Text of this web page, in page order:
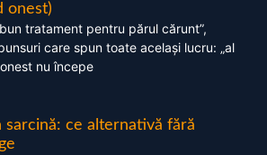
onest)
tratament pentru părul cărunt”,
care spun toate același lucru: „al
nu începe
sarcină: ce alternativă fără